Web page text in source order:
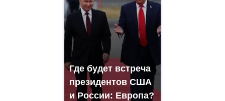
Где будет встреча
президентов США
и России: Европа?